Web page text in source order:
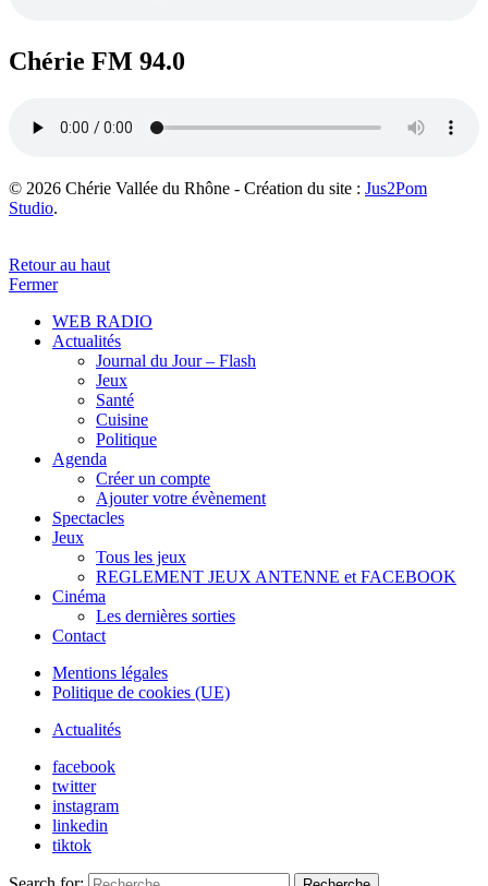
Chérie FM 94.0
© 2026 Chérie Vallée du Rhône - Création du site : Jus2Pom
Studio.
Retour au haut
Fermer
WEB RADIO
Actualités
Journal du Jour – Flash
Jeux
Santé
Cuisine
Politique
Agenda
Créer un compte
Ajouter votre évènement
Spectacles
Jeux
Tous les jeux
REGLEMENT JEUX ANTENNE et FACEBOOK
Cinéma
Les dernières sorties
Contact
Mentions légales
Politique de cookies (UE)
Actualités
facebook
twitter
instagram
linkedin
tiktok